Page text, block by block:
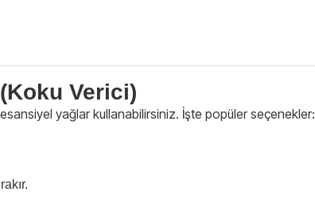
Verici)
yağlar kullanabilirsiniz. İşte popüler seçenekler: